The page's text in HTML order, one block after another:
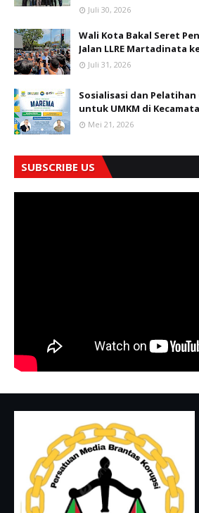
Juli 30, 2026
Wali Kota Bakal Seret
Jalan LLRE Martadinata
Juli 31, 2026
Sosialisasi dan Pelatihan
untuk UMKM di
Mei 21, 2026
SUBSCRIBE US